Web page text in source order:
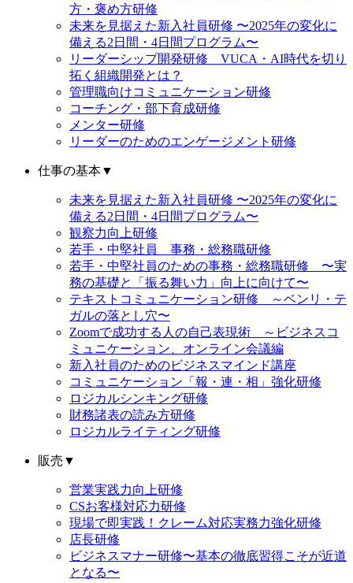
方・褒め方研修
未来を見据えた新入社員研修 〜2025年の変化に
備える2日間・4日間プログラム〜
リーダーシップ開発研修 VUCA・AI時代を切り
拓く組織開発とは？
管理職向けコミュニケーション研修
コーチング・部下育成研修
メンター研修
リーダーのためのエンゲージメント研修
仕事の基本▼
未来を見据えた新入社員研修 〜2025年の変化に
備える2日間・4日間プログラム〜
観察力向上研修
若手・中堅社員 事務・総務職研修
若手・中堅社員のための事務・総務職研修 〜実
務の基礎と「振る舞い力」向上に向けて〜
テキストコミュニケーション研修 ～ベンリ・テ
ガルの落とし穴〜
Zoomで成功する人の自己表現術 ～ビジネスコ
ミュニケーション、オンライン会議編
新入社員のためのビジネスマインド講座
コミュニケーション「報・連・相」強化研修
ロジカルシンキング研修
財務諸表の読み方研修
ロジカルライティング研修
販売 ▼
営業実践力向上研修
CSお客様対応力研修
現場で即実践！クレーム対応実務力強化研修
店長研修
ビジネスマナー研修〜基本の徹底習得こそが近道
となる〜